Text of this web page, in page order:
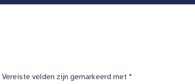
Vereiste velden zijn gemarkeerd met *